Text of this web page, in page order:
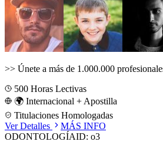
>> Únete a más de 1.000.000
500 Horas Lectivas
🌍 Internacional + Apostilla
Titulaciones Homologadas
Ver Detalles
MÁS INFO
ODONTOLOGÍAID: o3